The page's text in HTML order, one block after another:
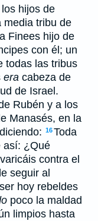
hijos de
media tribu de
Finees hijo de
con él; un
todas las tribus
era cabeza de
de Israel.
Rubén y a los
Manasés, en la
16Toda
así: ¿Qué
contra el
seguir al
hoy rebeldes
poco la maldad
limpios hasta